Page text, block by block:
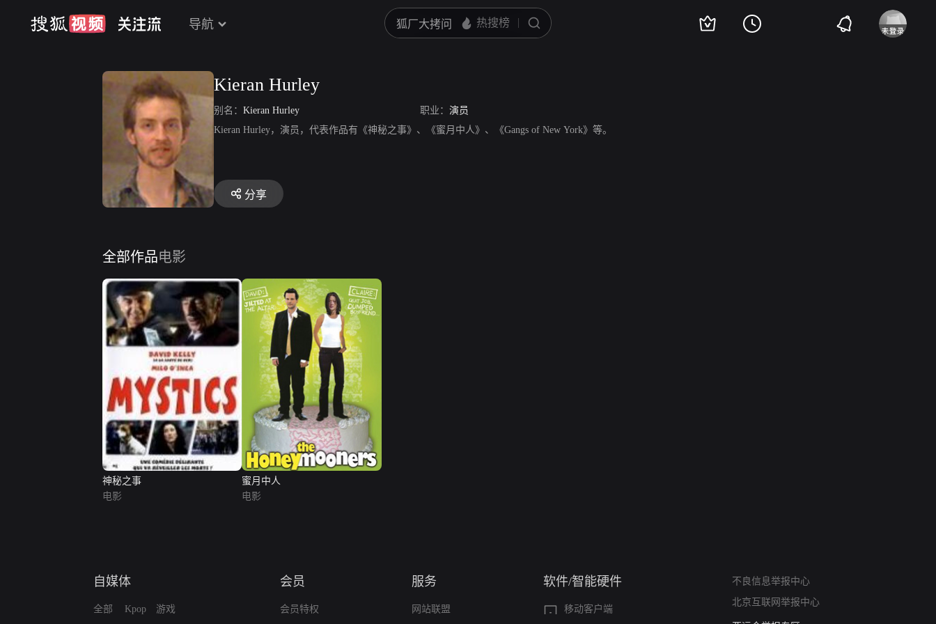
导航
Kieran Hurley
别名： Kieran Hurley 职业： 演员
Kieran Hurley，演员，代表作品有《神秘之事》、《蜜月中人》、《Gangs of New York》等。
分享
全部作品电影
神秘之事
电影
蜜月中人
电影
自媒体
全部 Kpop 游戏
会员
会员特权
服务
网站联盟
软件/智能硬件
移动客户端
不良信息举报中心
北京互联网举报中心
算法推荐专项举报